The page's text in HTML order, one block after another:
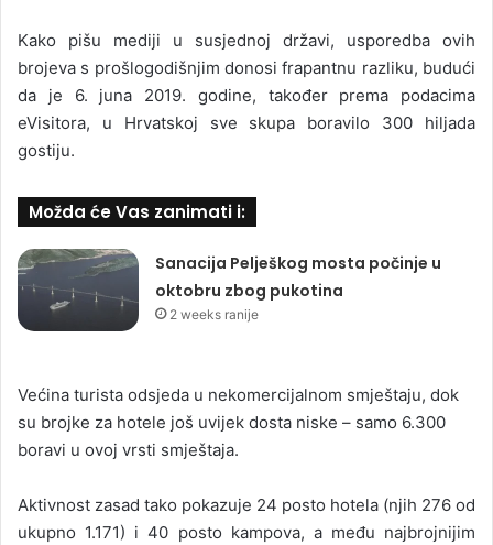
Kako pišu mediji u susjednoj državi, usporedba ovih
brojeva s prošlogodišnjim donosi frapantnu razliku, budući
da je 6. juna 2019. godine, također prema podacima
eVisitora, u Hrvatskoj sve skupa boravilo 300 hiljada
gostiju.
Možda će Vas zanimati i:
Sanacija Pelješkog mosta počinje u
oktobru zbog pukotina
2 weeks ranije
Većina turista odsjeda u nekomercijalnom smještaju, dok
su brojke za hotele još uvijek dosta niske – samo 6.300
boravi u ovoj vrsti smještaja.
Aktivnost zasad tako pokazuje 24 posto hotela (njih 276 od
ukupno 1.171) i 40 posto kampova, a među najbrojnijim